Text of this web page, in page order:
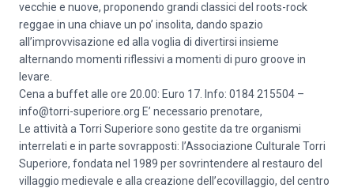
vecchie e nuove, proponendo grandi classici del roots-rock
reggae in una chiave un po’ insolita, dando spazio
all’improvvisazione ed alla voglia di divertirsi insieme
alternando momenti riflessivi a momenti di puro groove in
levare.
Cena a buffet alle ore 20.00: Euro 17. Info: 0184 215504 –
info@torri-superiore.org E’ necessario prenotare,
Le attività a Torri Superiore sono gestite da tre organismi
interrelati e in parte sovrapposti: l’Associazione Culturale Torri
Superiore, fondata nel 1989 per sovrintendere al restauro del
villaggio medievale e alla creazione dell’ecovillaggio, del centro